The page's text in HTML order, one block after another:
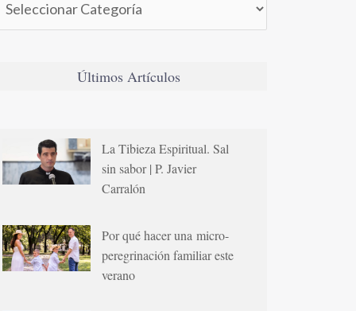
Últimos Artículos
La Tibieza Espiritual. Sal
sin sabor | P. Javier
Carralón
Por qué hacer una micro-
peregrinación familiar este
verano